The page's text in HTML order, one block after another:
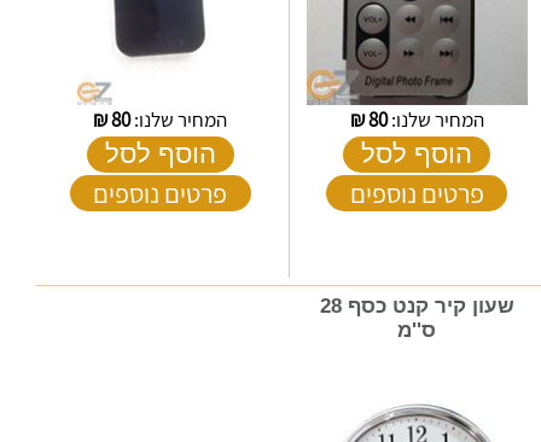
המחיר שלנו:80
₪
הוסף לסל
פרטים נוספים
המחיר שלנו:80
₪
הוסף לסל
פרטים נוספים
שעון קיר קנט כסף 28
ס''מ